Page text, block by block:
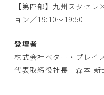
【第四部】九州スタセ
ョン／19:10〜19:50
登壇者
株式会社ベター・プレイ
代表取締役社長 森本 新